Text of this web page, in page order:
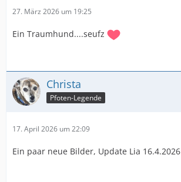
27. März 2026 um 19:25
Ein Traumhund....seufz
Christa
Pfoten-Legende
17. April 2026 um 22:09
Ein paar neue Bilder, Update Lia 16.4.2026